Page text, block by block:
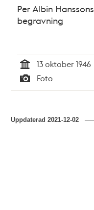
Per Albin Hanssons
begravning
Tid
13 oktober 1946
Typ
Foto
Uppdaterad2021-12-02